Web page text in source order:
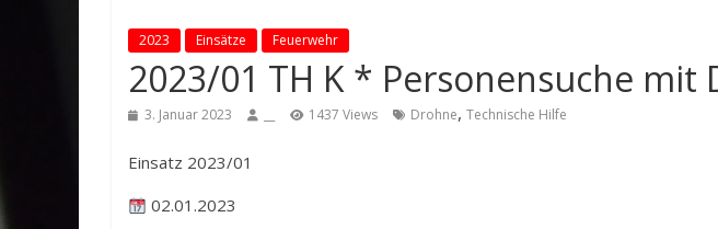
2023 Einsätze Feuerwehr
2023/01 TH K * Personensuche mit
3. Januar 2023 1437 Views Drohne, Technische Hilfe
Einsatz 2023/01
02.01.2023